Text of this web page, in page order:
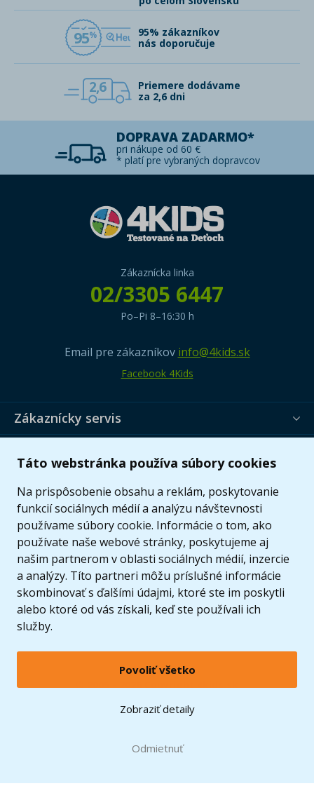
Táto webstránka používa súbory cookies
Na prispôsobenie obsahu a reklám, poskytovanie
funkcií sociálnych médií a analýzu návštevnosti
používame súbory cookie. Informácie o tom, ako
používate naše webové stránky, poskytujeme aj
našim partnerom v oblasti sociálnych médií, inzercie
a analýzy. Títo partneri môžu príslušné informácie
skombinovať s ďalšími údajmi, ktoré ste im poskytli
alebo ktoré od vás získali, keď ste používali ich
služby.
Povoliť všetko
Zobraziť detaily
Odmietnuť
95
95% zákazníkov
nás doporučuje
2,6
Priemere dodávame
za 2,6 dni
DOPRAVA ZADARMO*
pri nákupe od 60 €
* platí pre vybraných dopravcov
Zákaznícka linka
02/3305 6447
Po–Pi 8–16:30 h
Email pre zákazníkov info@4kids.sk
Facebook 4Kids
Zákaznícky servis
© 2005 - 2026 Copyright 4kids.sk
LEGO, logo LEGO a minifigúrka sú ochrannými známkami spoločnosti LEGO Group. ©
2024 The LEGO Group.
Zobraziť verziu pre desktop
Doprava zadarmopri nákupe od